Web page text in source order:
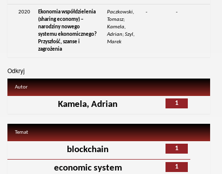
2020
Ekonomia współdzielenia
(sharing economy) –
narodziny nowego
systemu ekonomicznego?
Przyszłość, szanse i
zagrożenia
Paczkowski,
Tomasz;
Kamela,
Adrian; Szyl,
Marek
- -
Odkryj
Autor
1
Kamela, Adrian
Temat
1
blockchain
1
economic system